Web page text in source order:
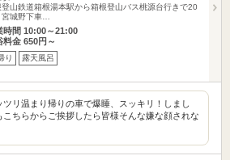
登山鉄道箱根湯本駅から箱根登山バス桃源台行きで20
宮城野下車…
時間 10:00～21:00
料金 650円～
り 露天風呂
ツリ温まり帰りの車で爆睡、スッキリ！しまし
こちらからご挨拶したら皆様そんな嫌な顔されな